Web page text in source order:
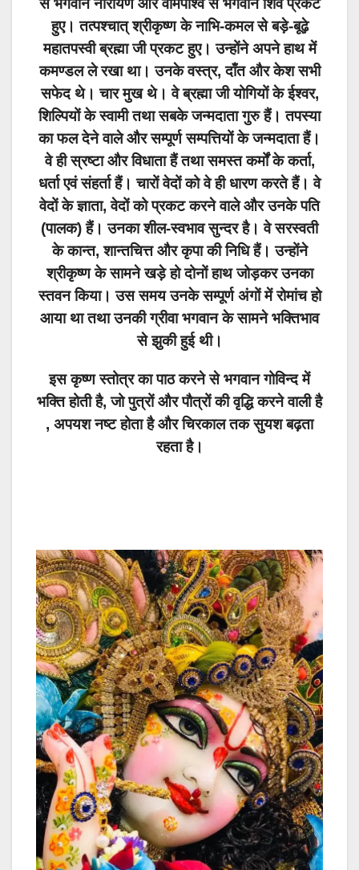
हुए। तत्पश्चात् श्रीकृष्ण के नाभि-कमल से बड़े-बूढ़े
महातपस्वी ब्रह्मा जी प्रकट हुए। उन्होंने अपने हाथ में
कमण्डल ले रखा था। उनके वस्त्र, दाँत और केश सभी
सफेद थे। चार मुख थे। वे ब्रह्मा जी योगियों के ईश्वर,
शिल्पियों के स्वामी तथा सबके जन्मदाता गुरु हैं। तपस्या
का फल देने वाले और सम्पूर्ण सम्पत्तियों के जन्मदाता हैं।
वे ही स्रष्टा और विधाता हैं तथा समस्त कर्मों के कर्ता,
धर्ता एवं संहर्ता हैं। चारों वेदों को वे ही धारण करते हैं। वे
वेदों के ज्ञाता, वेदों को प्रकट करने वाले और उनके पति
(पालक) हैं। उनका शील-स्वभाव सुन्दर है। वे सरस्वती
के कान्त, शान्तचित्त और कृपा की निधि हैं। उन्होंने
श्रीकृष्ण के सामने खड़े हो दोनों हाथ जोड़कर उनका
स्तवन किया। उस समय उनके सम्पूर्ण अंगों में रोमांच हो
आया था तथा उनकी ग्रीवा भगवान के सामने भक्तिभाव
से झुकी हुई थी।
इस कृष्ण स्तोत्र का पाठ करने से भगवान गोविन्द में
भक्ति होती है, जो पुत्रों और पौत्रों की वृद्धि करने वाली है
, अपयश नष्ट होता है और चिरकाल तक सुयश बढ़ता
रहता है।